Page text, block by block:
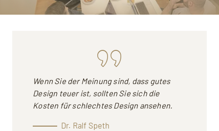
Wenn Sie der Meinung sind, dass gutes
Design teuer ist, sollten Sie sich die
Kosten für schlechtes Design ansehen.
Dr. Ralf Speth